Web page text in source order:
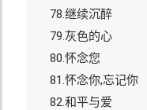
78.继续沉醉
79.灰色的心
80.怀念您
81.怀念你,忘记你
82.和平与爱